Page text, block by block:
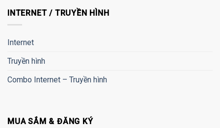
INTERNET / TRUYỀN HÌNH
Internet
Truyền hình
Combo Internet – Truyền hình
MUA SẮM & ĐĂNG KÝ